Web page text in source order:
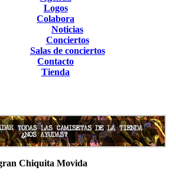
Logos
Colabora
Noticias
Conciertos
Salas de conciertos
Contacto
Tienda
Chiquita Movida